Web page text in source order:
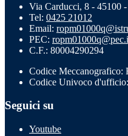
Via Carducci, 8 - 45100
Tel: 0425 21012
Email:
PEC:
C.F.: 80004290294
Codice Meccanografico:
Codice Univoco
Seguici su
Youtube